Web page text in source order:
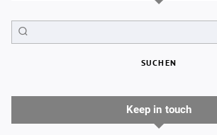
SUCHEN
Keep in touch